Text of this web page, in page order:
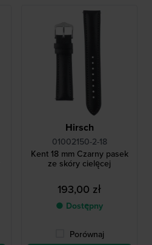
Hirsch
01002150-2-18
Kent 18 mm Czarny pasek
ze skóry cielęcej
193,00 zł
● Dostępny
Porównaj